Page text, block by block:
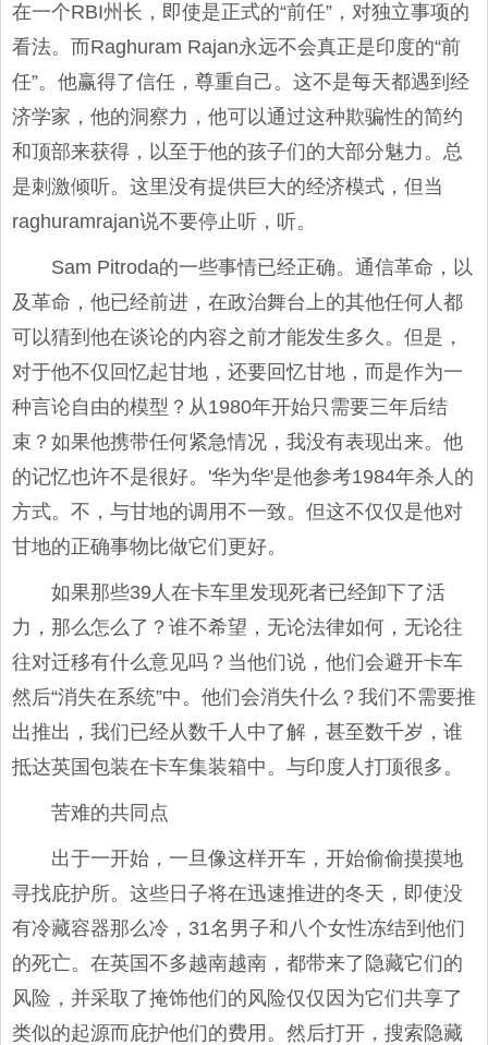
在一个RBI州长，即使是正式的“前任”，对独立事项的
看法。而Raghuram Rajan永远不会真正是印度的“前
任”。他赢得了信任，尊重自己。这不是每天都遇到经
济学家，他的洞察力，他可以通过这种欺骗性的简约
和顶部来获得，以至于他的孩子们的大部分魅力。总
是刺激倾听。这里没有提供巨大的经济模式，但当
raghuramrajan说不要停止听，听。
Sam Pitroda的一些事情已经正确。通信革命，以
及革命，他已经前进，在政治舞台上的其他任何人都
可以猜到他在谈论的内容之前才能发生多久。但是，
对于他不仅回忆起甘地，还要回忆甘地，而是作为一
种言论自由的模型？从1980年开始只需要三年后结
束？如果他携带任何紧急情况，我没有表现出来。他
的记忆也许不是很好。'华为华'是他参考1984年杀人的
方式。不，与甘地的调用不一致。但这不仅仅是他对
甘地的正确事物比做它们更好。
如果那些39人在卡车里发现死者已经卸下了活
力，那么怎么了？谁不希望，无论法律如何，无论往
往对迁移有什么意见吗？当他们说，他们会避开卡车
然后“消失在系统”中。他们会消失什么？我们不需要推
出推出，我们已经从数千人中了解，甚至数千岁，谁
抵达英国包装在卡车集装箱中。与印度人打顶很多。
苦难的共同点
出于一开始，一旦像这样开车，开始偷偷摸摸地
寻找庇护所。这些日子将在迅速推进的冬天，即使没
有冷藏容器那么冷，31名男子和八个女性冻结到他们
的死亡。在英国不多越南越南，都带来了隐藏它们的
风险，并采取了掩饰他们的风险仅仅因为它们共享了
类似的起源而庇护他们的费用。然后打开，搜索隐藏